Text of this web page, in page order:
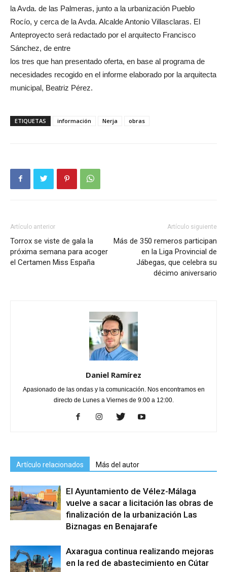
la Avda. de las Palmeras, junto a la urbanización Pueblo
Rocío, y cerca de la Avda. Alcalde Antonio Villasclaras. El
Anteproyecto será redactado por el arquitecto Francisco
Sánchez, de entre
los tres que han presentado oferta, en base al programa de
necesidades recogido en el informe elaborado por la arquitecta
municipal, Beatriz Pérez.
ETIQUETAS información Nerja obras
Artículo anterior
Torrox se viste de gala la
próxima semana para acoger
el Certamen Miss España
Artículo siguiente
Más de 350 remeros participan
en la Liga Provincial de
Jábegas, que celebra su
décimo aniversario
Daniel Ramírez
Apasionado de las ondas y la comunicación. Nos encontramos en
directo de Lunes a Viernes de 9:00 a 12:00.
Artículo relacionados Más del autor
El Ayuntamiento de Vélez-Málaga
vuelve a sacar a licitación las obras de
finalización de la urbanización Las
Biznagas en Benajarafe
Axaragua continua realizando mejoras
en la red de abastecimiento en Cútar